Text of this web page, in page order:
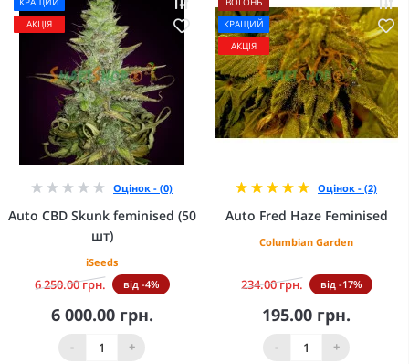
АКЦІЯ
Оцінок - (0)
Auto CBD Skunk feminised (50
шт)
iSeeds
6 250.00 грн. від -4%
6 000.00 грн.
- +
КРАЩИЙ
АКЦІЯ
Оцінок - (2)
Auto Fred Haze Feminised
Columbian Garden
234.00 грн. від -17%
195.00 грн.
- +